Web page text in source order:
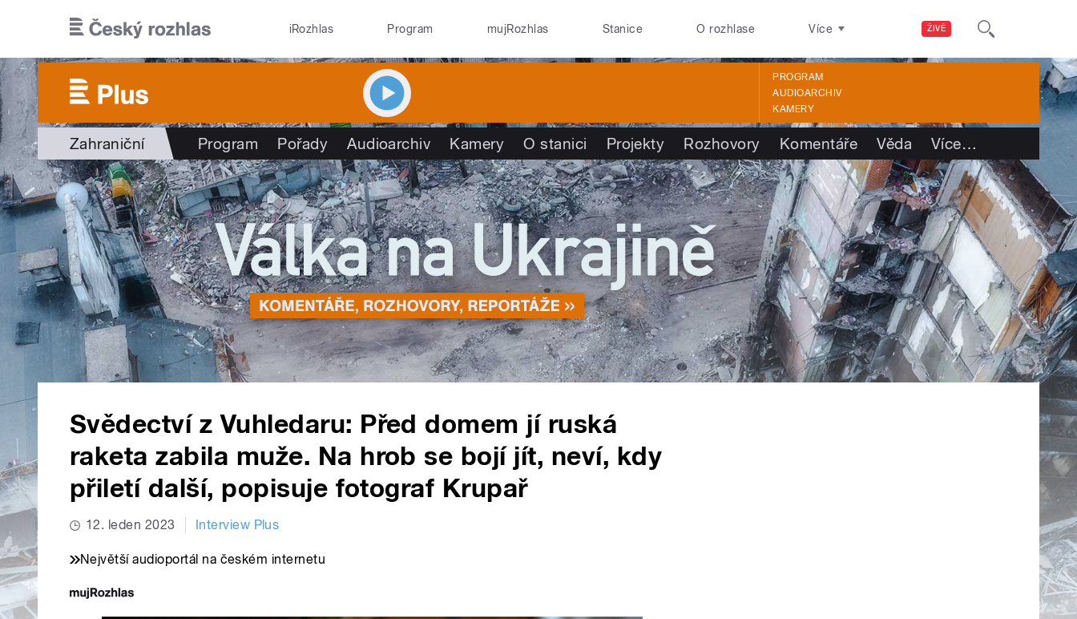
ŽIVĚ
iRozhlas Program mujRozhlas Stanice O rozhlase Více
PROGRAM
AUDIOARCHIV
KAMERY
Zahraniční Program Pořady Audioarchiv Kamery O stanici Projekty Rozhovory Komentáře Věda Více…
Svědectví z Vuhledaru: Před domem jí ruská
raketa zabila muže. Na hrob se bojí jít, neví, kdy
přiletí další, popisuje fotograf Krupař
12. leden 2023 Interview Plus
Největší audioportál na českém internetu